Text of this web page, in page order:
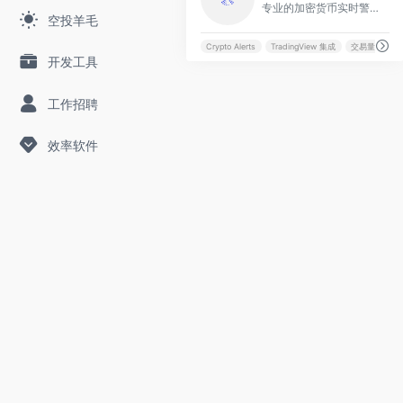
空投羊毛
开发工具
工作招聘
效率软件
专业的加密货币实时警报平台，通过多渠道通知帮助交易者和开发者监控市场动态、交易量和钱包活动，提供免费试用以提升交易效率。
Crypto Alerts TradingView 集成 交易量监控